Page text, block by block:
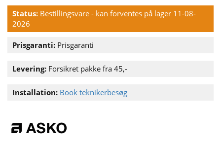
Status: Bestillingsvare - kan forventes på lager 11-08-
2026
Prisgaranti: Prisgaranti
Levering: Forsikret pakke fra 45,-
Installation: Book teknikerbesøg